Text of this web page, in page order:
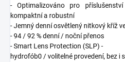
- Optimalizováno pro
kompaktní a robustní
- Jemný denní osvětlený nitkový kříž
- 94 / 92 % denní / noční přenos
- Smart Lens Protection (SLP) -
hydrofób0 / volitelné provedení, bez i